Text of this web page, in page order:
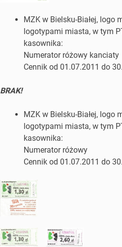
MZK w Bielsku-Białej, logo
logotypami miasta, w tym
kasownika:
Numerator różowy kanciaty
Cennik od 01.07.2011 do
BRAK!
MZK w Bielsku-Białej, logo
logotypami miasta, w tym
kasownika:
Numerator różowy
Cennik od 01.07.2011 do